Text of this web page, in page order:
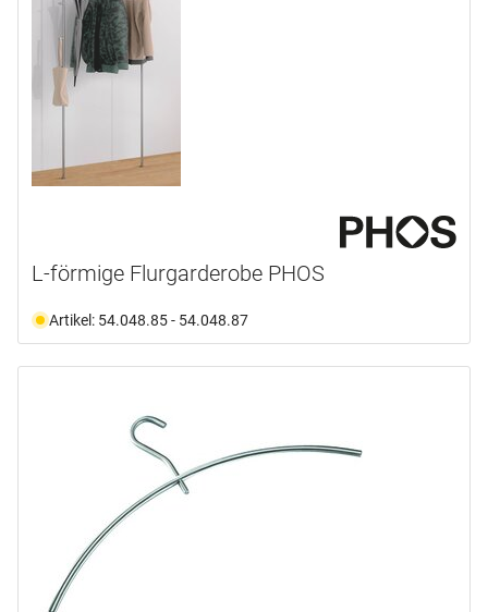
L-förmige Flurgarderobe PHOS
Artikel: 54.048.85 - 54.048.87